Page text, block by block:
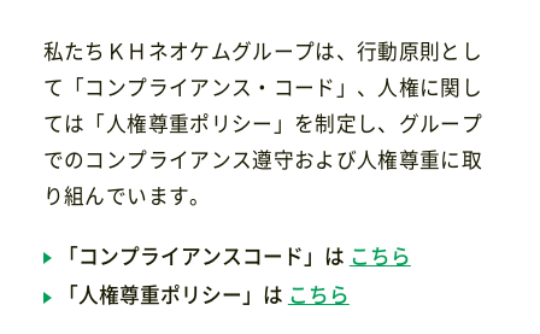
お問い合わせ
私たちＫＨネオケムグループは、行動原則とし
て「コンプライアンス・コード」、人権に関し
ては「人権尊重ポリシー」を制定し、 グループ
でのコンプライアンス遵守および人権尊重に取
り組んでいます。
「コンプライアンスコード」は こちら
「人権尊重ポリシー」は こちら